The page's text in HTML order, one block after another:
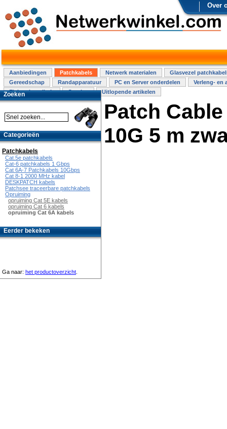
Over
Aanbiedingen Patchkabels Netwerk materialen
Glasvezel
Gereedschap
Randapparatuur PC en Server onderdelen
Verleng- en
Elektra installatie
Overige Uitlopende artikelen
Patch
10G 5 m
Zoeken
Categorieën
Patchkabels
Cat.5e patchkabels
Cat-6 patchkabels 1 Gbps
Cat 6A-7 Patchkabels 10Gbps
Cat 8-1 2000 MHz kabel
DESKPATCH kabels
Patchsee traceerbare patchkabels
Opruiming
opruiming Cat 5E kabels
opruiming Cat 6 kabels
opruiming Cat 6A kabels
Eerder bekeken
Ga naar: het productoverzicht